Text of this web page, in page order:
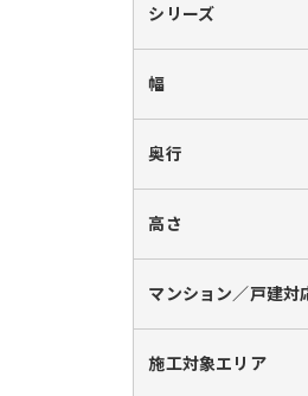
シリーズ
幅
奥行
高さ
マンション／戸建対
施工対象エリア